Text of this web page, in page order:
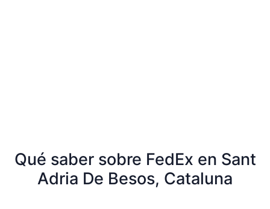
Qué saber sobre FedEx en Sant
Adria De Besos, Cataluna